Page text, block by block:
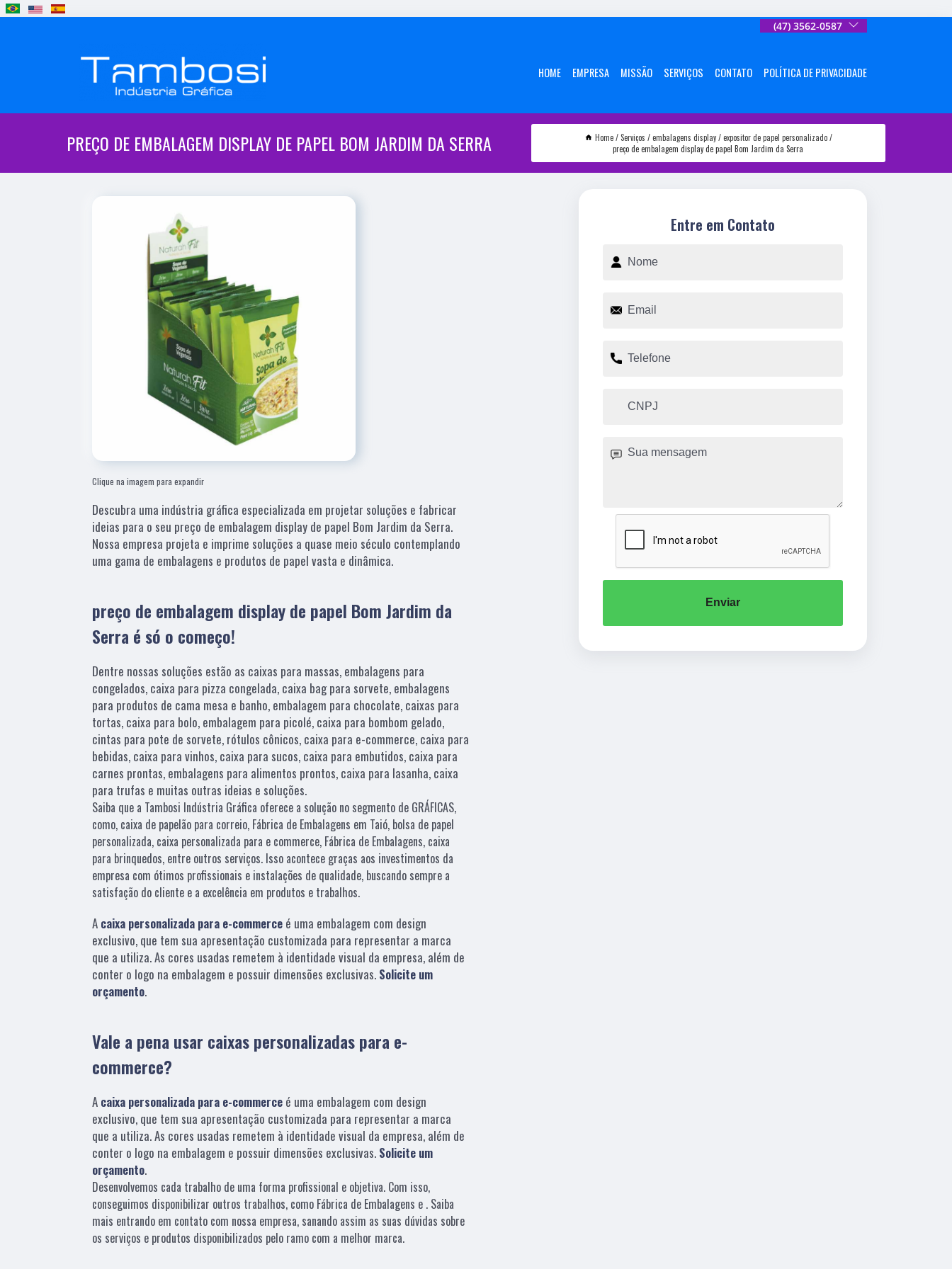
(47) 3562-0587
HOME EMPRESA MISSÃO SERVIÇOS CONTATO POLÍTICA DE PRIVACIDADE
PREÇO DE EMBALAGEM DISPLAY DE PAPEL BOM JARDIM DA SERRA Home Serviços embalagens display
expositor de papel personalizado
preço de embalagem display de papel Bom Jardim da Serra
Clique na imagem para expandir
Descubra uma indústria gráfica especializada em projetar soluções e fabricar
ideias para o seu preço de embalagem display de papel Bom Jardim da Serra.
Nossa empresa projeta e imprime soluções a quase meio século contemplando
uma gama de embalagens e produtos de papel vasta e dinâmica.
preço de embalagem display de papel Bom Jardim da
Serra é só o começo!
Dentre nossas soluções estão as caixas para massas, embalagens para
congelados, caixa para pizza congelada, caixa bag para sorvete, embalagens
para produtos de cama mesa e banho, embalagem para chocolate, caixas para
tortas, caixa para bolo, embalagem para picolé, caixa para bombom gelado,
cintas para pote de sorvete, rótulos cônicos, caixa para e-commerce, caixa para
bebidas, caixa para vinhos, caixa para sucos, caixa para embutidos, caixa para
carnes prontas, embalagens para alimentos prontos, caixa para lasanha, caixa
para trufas e muitas outras ideias e soluções.
Saiba que a Tambosi Indústria Gráfica oferece a solução no segmento de GRÁFICAS,
como, caixa de papelão para correio, Fábrica de Embalagens em Taió, bolsa de papel
personalizada, caixa personalizada para e commerce, Fábrica de Embalagens, caixa
para brinquedos, entre outros serviços. Isso acontece graças aos investimentos da
empresa com ótimos profissionais e instalações de qualidade, buscando sempre a
satisfação do cliente e a excelência em produtos e trabalhos.
A caixa personalizada para e-commerce é uma embalagem com design
exclusivo, que tem sua apresentação customizada para representar a marca
que a utiliza. As cores usadas remetem à identidade visual da empresa, além de
conter o logo na embalagem e possuir dimensões exclusivas. Solicite um
orçamento.
Vale a pena usar caixas personalizadas para e-
commerce?
A caixa personalizada para e-commerce é uma embalagem com design
exclusivo, que tem sua apresentação customizada para representar a marca
que a utiliza. As cores usadas remetem à identidade visual da empresa, além de
conter o logo na embalagem e possuir dimensões exclusivas. Solicite um
orçamento.
Desenvolvemos cada trabalho de uma forma profissional e objetiva. Com isso,
conseguimos disponibilizar outros trabalhos, como Fábrica de Embalagens e . Saiba
mais entrando em contato com nossa empresa, sanando assim as suas dúvidas sobre
os serviços e produtos disponibilizados pelo ramo com a melhor marca.
Entre em Contato
Enviar